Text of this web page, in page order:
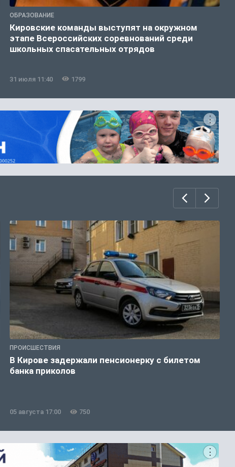
ОБРАЗОВАНИЕ
Кировские команды выступят на окружном
этапе Всероссийских соревнований среди
школьных спасательных отрядов
31 июля 11:40 1799
ПРОИСШЕСТВИЯ
В Кирове задержали пенсионерку с билетом
банка приколов
05 августа 17:00 750